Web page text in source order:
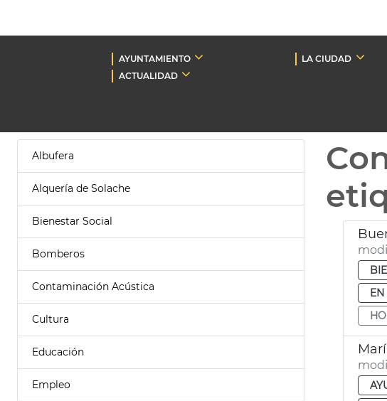
AYUNTAMIENTO LA CIUDAD
ACTUALIDAD
Albufera
Alquería de Solache
Bienestar Social
Bomberos
Contaminación Acústica
Cultura
Educación
Empleo